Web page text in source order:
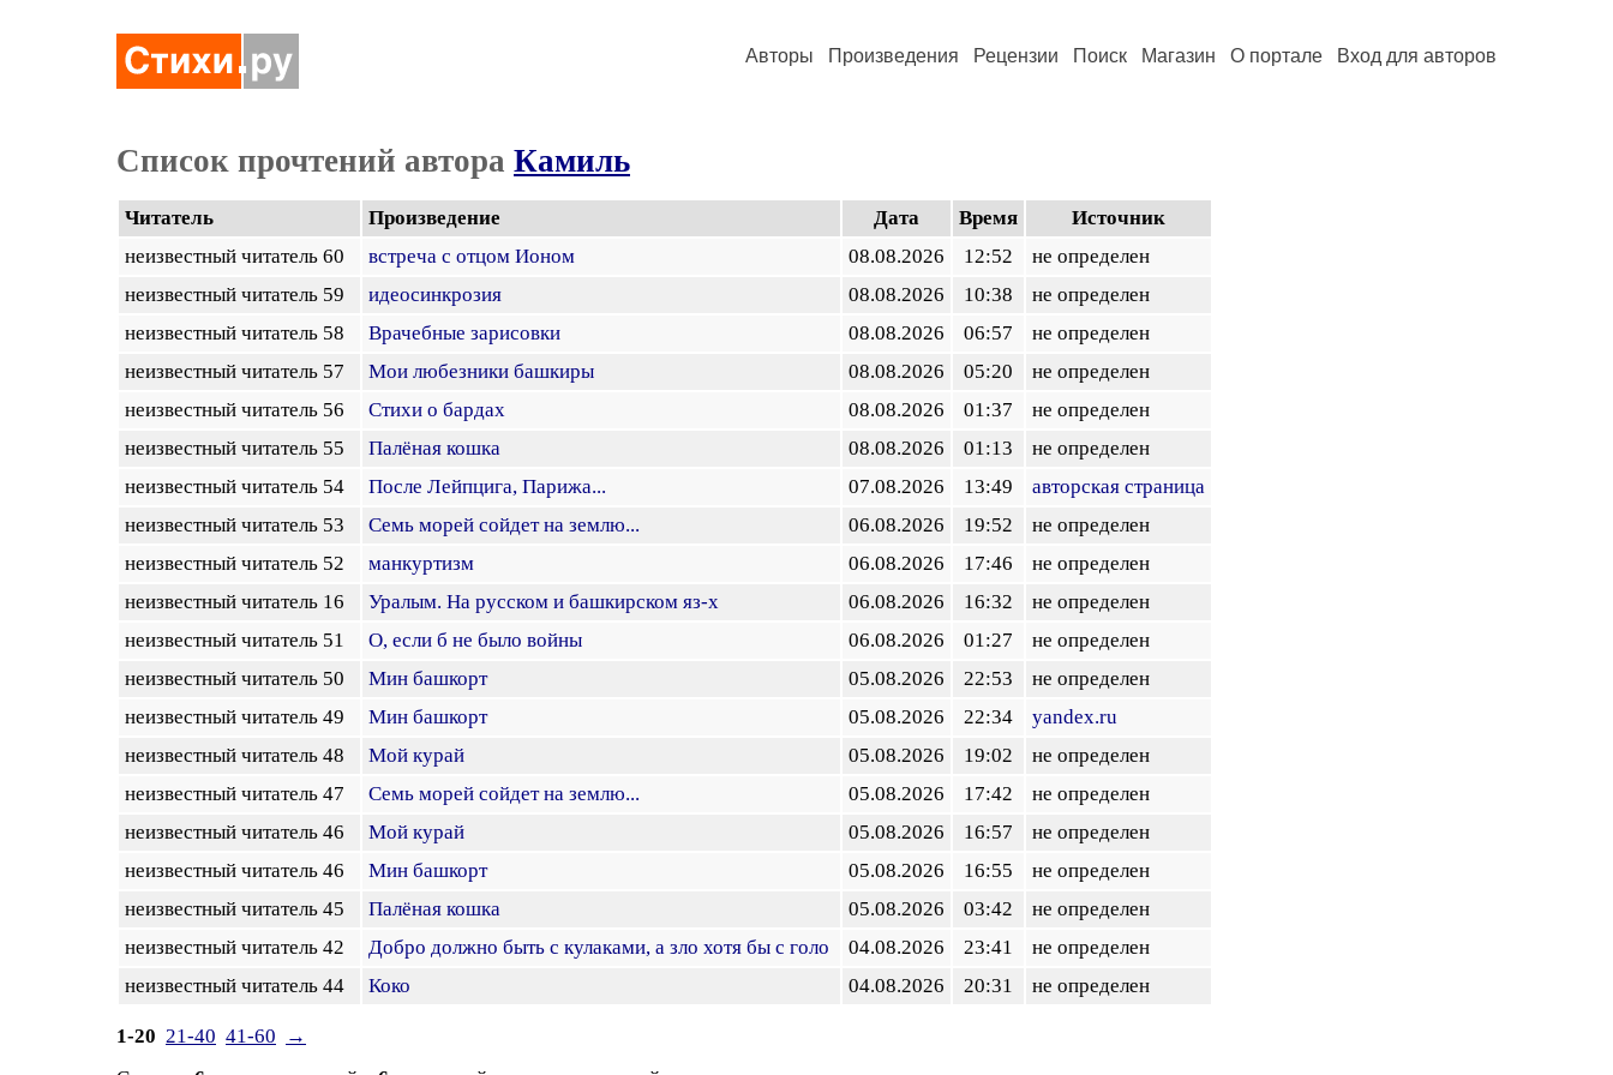
Авторы Произведения Рецензии Поиск Магазин О портале Вход для авторов
Список прочтений автора Камиль
Читатель Произведение Дата Время
Источник
неизвестный читатель 60
встреча с отцом Ионом 08.08.2026 12:52
не определен
неизвестный читатель 59
идеосинкрозия 08.08.2026 10:38
не определен
неизвестный читатель 58
Врачебные зарисовки 08.08.2026 06:57
не определен
неизвестный читатель 57
Мои любезники башкиры 08.08.2026 05:20
не определен
неизвестный читатель 56
Стихи о бардах 08.08.2026 01:37
не определен
неизвестный читатель 55
Палёная кошка 08.08.2026 01:13
не определен
неизвестный читатель 54
После Лейпцига, Парижа... 07.08.2026 13:49
авторская страница
неизвестный читатель 53
Семь морей сойдет на землю... 06.08.2026 19:52
не определен
неизвестный читатель 52
манкуртизм 06.08.2026 17:46
не определен
неизвестный читатель 16
Уралым. На русском и башкирском яз-х 06.08.2026 16:32
не определен
неизвестный читатель 51
О, если б не было войны 06.08.2026 01:27
не определен
неизвестный читатель 50
Мин башкорт 05.08.2026 22:53
не определен
неизвестный читатель 49
Мин башкорт 05.08.2026 22:34
yandex.ru
неизвестный читатель 48
Мой курай 05.08.2026 19:02
не определен
неизвестный читатель 47
Семь морей сойдет на землю... 05.08.2026 17:42
не определен
неизвестный читатель 46
Мой курай 05.08.2026 16:57
не определен
неизвестный читатель 46
Мин башкорт 05.08.2026 16:55
не определен
неизвестный читатель 45
Палёная кошка 05.08.2026 03:42
не определен
неизвестный читатель 42
Добро должно быть с кулаками, а зло хотя бы с голо 04.08.2026 23:41
не определен
неизвестный читатель 44
Коко 04.08.2026 20:31 не определен
1-20 21-40 41-60
→